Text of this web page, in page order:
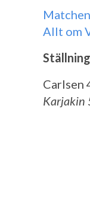
Allt om
Carlsen
Karjakin